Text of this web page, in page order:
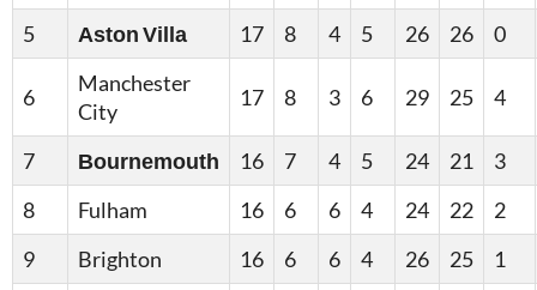
5 Aston Villa 17 8 4 5 26 26 0
6
Manchester
City
17 8 3 6 29 25 4
7 Bournemouth 16 7 4 5 24 21
3
8
Fulham 16 6 6 4 24 22
2
9
Brighton 16 6 6 4 26 25
1